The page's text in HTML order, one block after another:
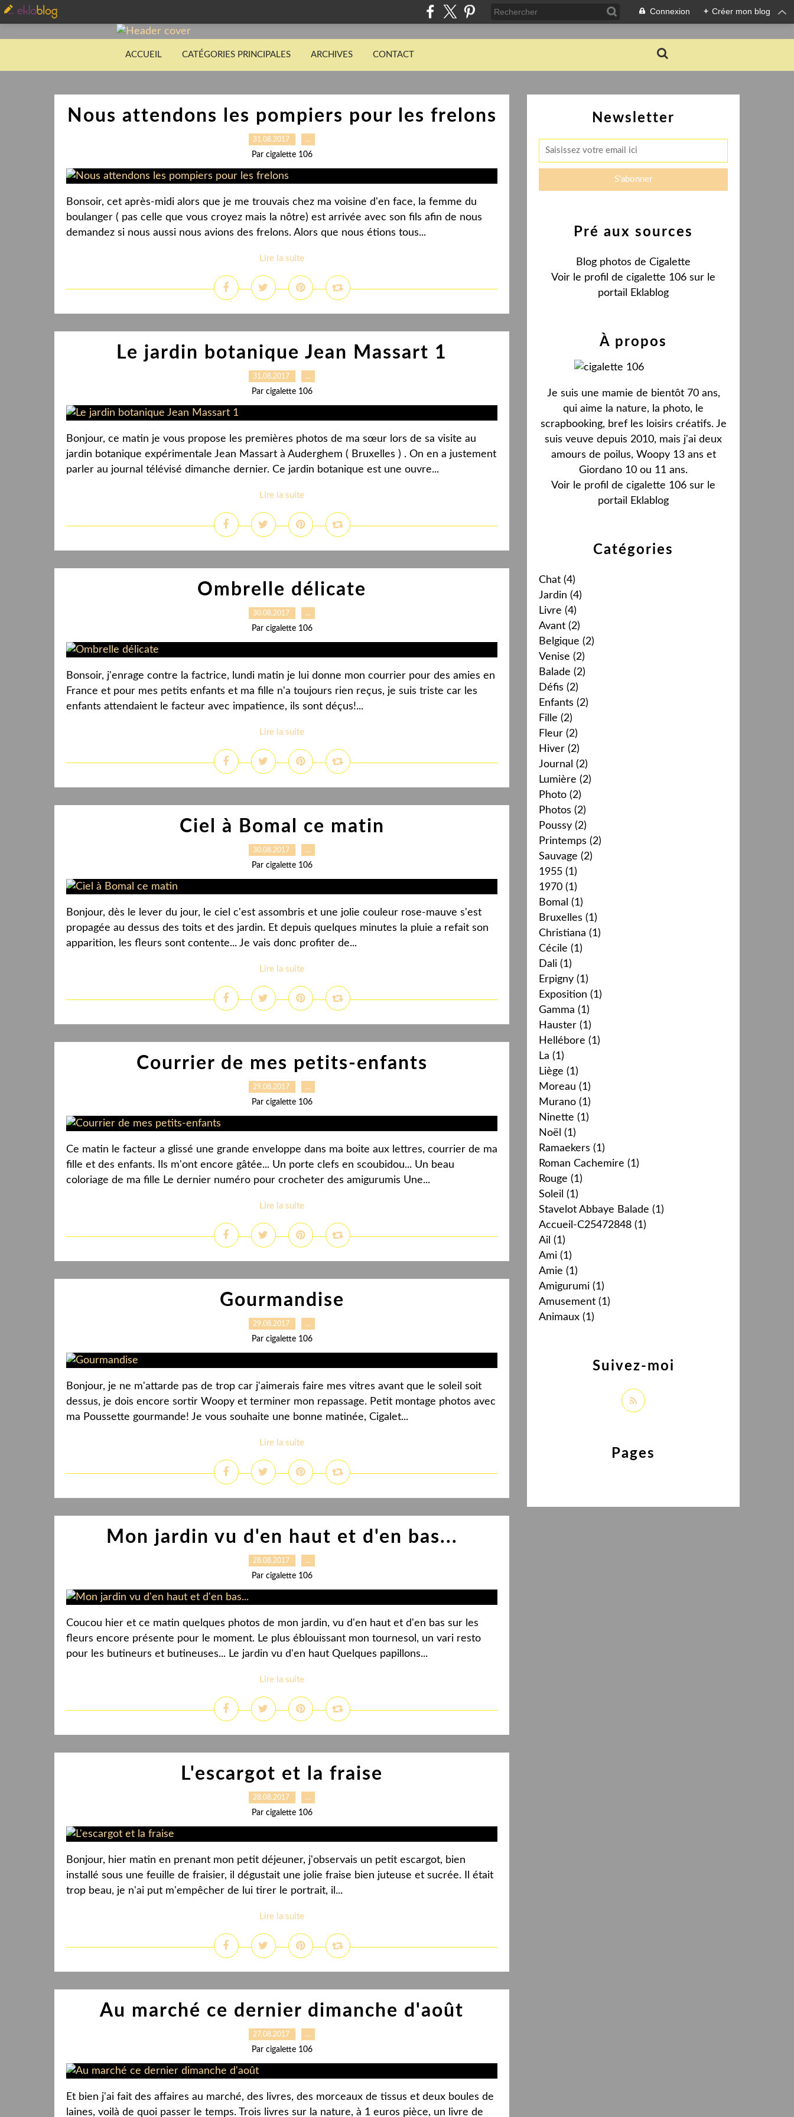
Connexion + Créer mon blog
ACCUEIL CATÉGORIES PRINCIPALES ARCHIVES CONTACT
Nous attendons les pompiers pour les frelons
31.08.2017 …
Par cigalette 106
Bonsoir, cet après-midi alors que je me trouvais chez ma voisine d'en face, la femme du
boulanger ( pas celle que vous croyez mais la nôtre) est arrivée avec son fils afin de nous
demandez si nous aussi nous avions des frelons. Alors que nous étions tous...
Lire la suite
Le jardin botanique Jean Massart 1
31.08.2017 …
Par cigalette 106
Bonjour, ce matin je vous propose les premières photos de ma sœur lors de sa visite au
jardin botanique expérimentale Jean Massart à Auderghem ( Bruxelles ) . On en a justement
parler au journal télévisé dimanche dernier. Ce jardin botanique est une ouvre...
Lire la suite
Ombrelle délicate
30.08.2017 …
Par cigalette 106
Bonsoir, j'enrage contre la factrice, lundi matin je lui donne mon courrier pour des amies en
France et pour mes petits enfants et ma fille n'a toujours rien reçus, je suis triste car les
enfants attendaient le facteur avec impatience, ils sont déçus!...
Lire la suite
Ciel à Bomal ce matin
30.08.2017 …
Par cigalette 106
Bonjour, dès le lever du jour, le ciel c'est assombris et une jolie couleur rose-mauve s'est
propagée au dessus des toits et des jardin. Et depuis quelques minutes la pluie a refait son
apparition, les fleurs sont contente... Je vais donc profiter de...
Lire la suite
Courrier de mes petits-enfants
29.08.2017 …
Par cigalette 106
Ce matin le facteur a glissé une grande enveloppe dans ma boite aux lettres, courrier de ma
fille et des enfants. Ils m'ont encore gâtée... Un porte clefs en scoubidou... Un beau
coloriage de ma fille Le dernier numéro pour crocheter des amigurumis Une...
Lire la suite
Gourmandise
29.08.2017 …
Par cigalette 106
Bonjour, je ne m'attarde pas de trop car j'aimerais faire mes vitres avant que le soleil soit
dessus, je dois encore sortir Woopy et terminer mon repassage. Petit montage photos avec
ma Poussette gourmande! Je vous souhaite une bonne matinée, Cigalet...
Lire la suite
Mon jardin vu d'en haut et d'en bas...
28.08.2017 …
Par cigalette 106
Coucou hier et ce matin quelques photos de mon jardin, vu d'en haut et d'en bas sur les
fleurs encore présente pour le moment. Le plus éblouissant mon tournesol, un vari resto
pour les butineurs et butineuses... Le jardin vu d'en haut Quelques papillons...
Lire la suite
L'escargot et la fraise
28.08.2017 …
Par cigalette 106
Bonjour, hier matin en prenant mon petit déjeuner, j'observais un petit escargot, bien
installé sous une feuille de fraisier, il dégustait une jolie fraise bien juteuse et sucrée. Il était
trop beau, je n'ai put m'empêcher de lui tirer le portrait, il...
Lire la suite
Au marché ce dernier dimanche d'août
27.08.2017 …
Par cigalette 106
Et bien j'ai fait des affaires au marché, des livres, des morceaux de tissus et deux boules de
laines, voilà de quoi passer le temps. Trois livres sur la nature, à 1 euros pièce, un livre de
Newsletter
Catégories
Chat (4)
Jardin (4)
Livre (4)
Avant (2)
Belgique (2)
Venise (2)
Balade (2)
Défis (2)
Enfants (2)
Fille (2)
Fleur (2)
Hiver (2)
Journal (2)
Lumière (2)
Photo (2)
Photos (2)
Poussy (2)
Printemps (2)
Sauvage (2)
1955 (1)
1970 (1)
Bomal (1)
Bruxelles (1)
Christiana (1)
Cécile (1)
Dali (1)
Erpigny (1)
Exposition (1)
Gamma (1)
Hauster (1)
Hellébore (1)
La (1)
Liège (1)
Moreau (1)
Murano (1)
Ninette (1)
Noël (1)
Ramaekers (1)
Roman Cachemire (1)
Rouge (1)
Soleil (1)
Stavelot Abbaye Balade (1)
Accueil-C25472848 (1)
Ail (1)
Ami (1)
Amie (1)
Amigurumi (1)
Amusement (1)
Animaux (1)
Pages
Pré aux sources
Blog photos de Cigalette
Voir le profil de cigalette 106 sur le
portail Eklablog
Suivez-moi
À propos
Je suis une mamie de bientôt 70 ans,
qui aime la nature, la photo, le
scrapbooking, bref les loisirs créatifs. Je
suis veuve depuis 2010, mais j'ai deux
amours de poilus, Woopy 13 ans et
Giordano 10 ou 11 ans.
Voir le profil de cigalette 106 sur le
portail Eklablog